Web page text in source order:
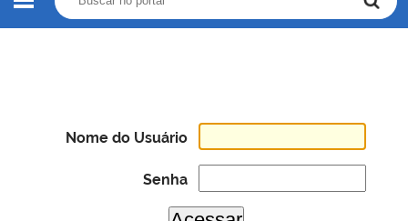
Nome do Usuário
Senha